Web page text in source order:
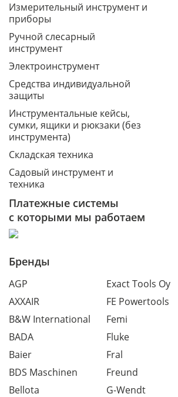
Измерительный инструмент и
приборы
Ручной слесарный
инструмент
Электроинструмент
Средства индивидуальной
защиты
Инструментальные кейсы,
сумки, ящики и рюкзаки (без
инструмента)
Складская техника
Садовый инструмент и
техника
Платежные системы
с которыми мы работаем
Бренды
AGP
AXXAIR
B&W International
BADA
Baier
BDS Maschinen
Bellota
Exact Tools Oy
FE Powertools
Femi
Fluke
Fral
Freund
G-Wendt